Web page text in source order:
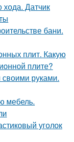
хода. Датчик
бани.
плит. Какую
плите?
руками.
мебель.
уголок